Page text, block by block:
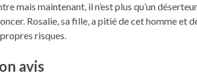
mais maintenant, il n’est plus qu’un
Rosalie, sa fille, a pitié de cet homme et
risques.
avis